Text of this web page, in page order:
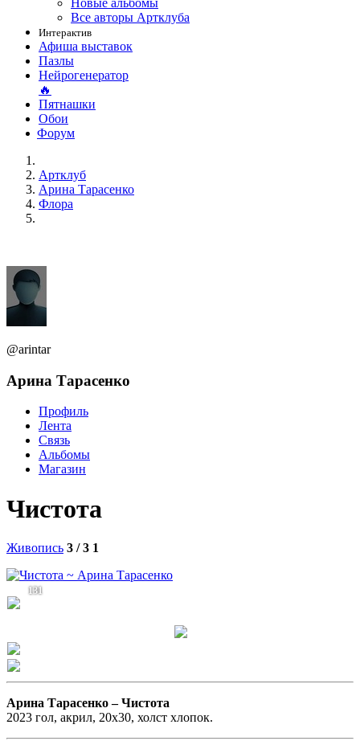
Новые альбомы
Все авторы Артклуба
Интерактив
Афиша выставок
Пазлы
Нейрогенератор
🔥
Пятнашки
Обои
Форум
Артклуб
Арина Тарасенко
Флора
@arintar
Арина Тарасенко
Профиль
Лента
Связь
Альбомы
Магазин
Чистота
Живопись 3 / 3 1
131
Арина Тарасенко –Чистота
2023 гол, акрил, 20x30, холст хлопок.